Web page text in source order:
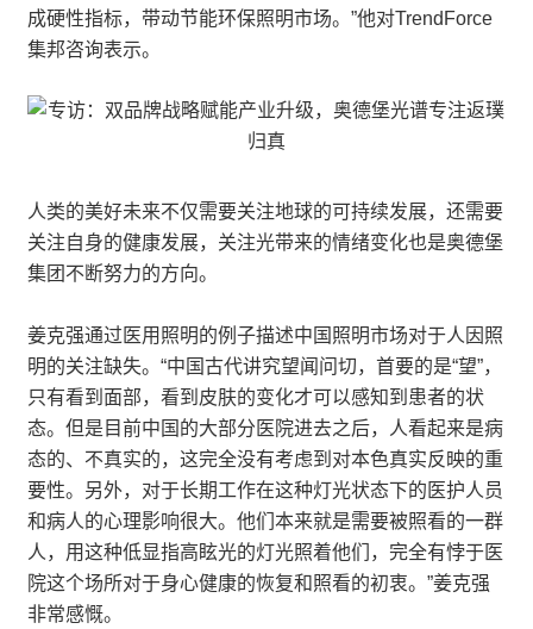
成硬性指标，带动节能环保照明市场。”他对TrendForce
集邦咨询表示。
人类的美好未来不仅需要关注地球的可持续发展，还需要
关注自身的健康发展，关注光带来的情绪变化也是奥德堡
集团不断努力的方向。
姜克强通过医用照明的例子描述中国照明市场对于人因照
明的关注缺失。“中国古代讲究望闻问切，首要的是“望”，
只有看到面部，看到皮肤的变化才可以感知到患者的状
态。但是目前中国的大部分医院进去之后，人看起来是病
态的、不真实的，这完全没有考虑到对本色真实反映的重
要性。另外，对于长期工作在这种灯光状态下的医护人员
和病人的心理影响很大。他们本来就是需要被照看的一群
人，用这种低显指高眩光的灯光照着他们，完全有悖于医
院这个场所对于身心健康的恢复和照看的初衷。”姜克强
非常感慨。